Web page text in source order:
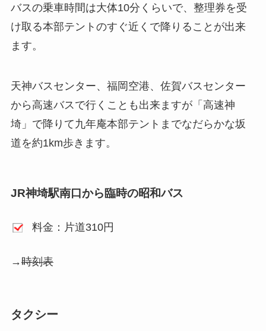
バスの乗車時間は大体10分くらいで、整理券を受
け取る本部テントのすぐ近くで降りることが出来
ます。
天神バスセンター、福岡空港、佐賀バスセンター
から高速バスで行くことも出来ますが「高速神
埼」で降りて九年庵本部テントまでなだらかな坂
道を約1km歩きます。
JR神埼駅南口から臨時の昭和バス
料金：片道310円
→時刻表
タクシー